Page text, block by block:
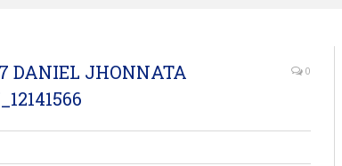
DANIEL JHONNATA
0